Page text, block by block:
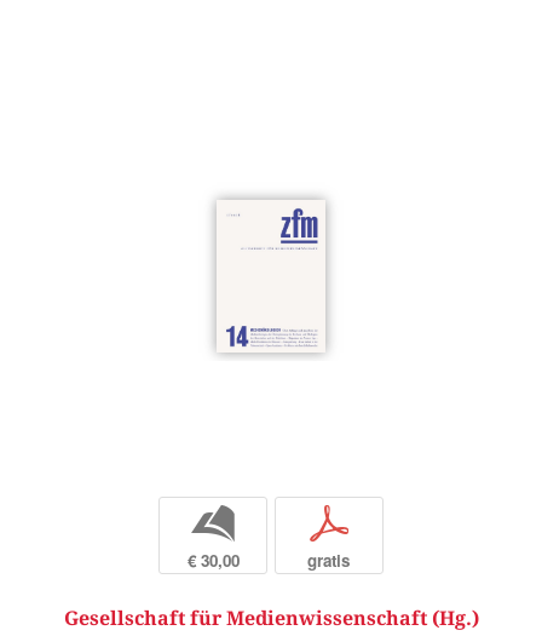
b
€ 30,00
p
gratis
Gesellschaft für Medienwissenschaft (Hg.)